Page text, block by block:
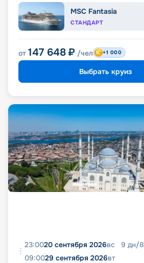
MSC Fantasia
СТАНДАРТ
от 147 648 ₽ /чел +1 000
Выбрать круиз
23:0020 сентября 2026вс 9 дн/8
09:0029 сентября 2026вт